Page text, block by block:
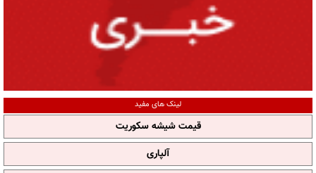
لینک های مفید
قیمت شیشه سکوریت
آلپاری